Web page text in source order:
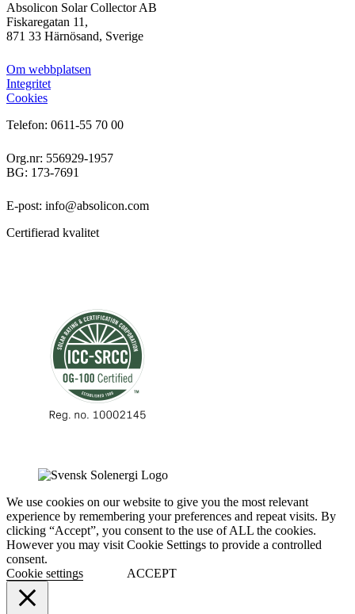
Absolicon Solar Collector AB
Fiskaregatan 11,
871 33 Härnösand, Sverige
Om webbplatsen
Integritet
Cookies
Telefon: 0611-55 70 00
Org.nr: 556929-1957
BG: 173-7691
E-post: info@absolicon.com
Certifierad kvalitet
We use cookies on our website to give you the most relevant
experience by remembering your preferences and repeat visits. By
clicking “Accept”, you consent to the use of ALL the cookies.
However you may visit Cookie Settings to provide a controlled
consent.
Cookie settings
ACCEPT